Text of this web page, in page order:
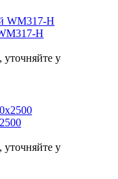
H
уточняйте у
уточняйте у